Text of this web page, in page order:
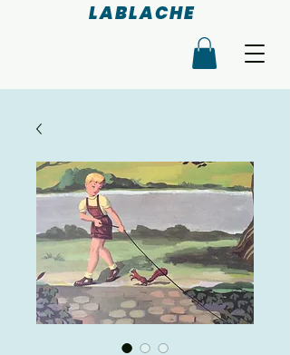
LABLACHE